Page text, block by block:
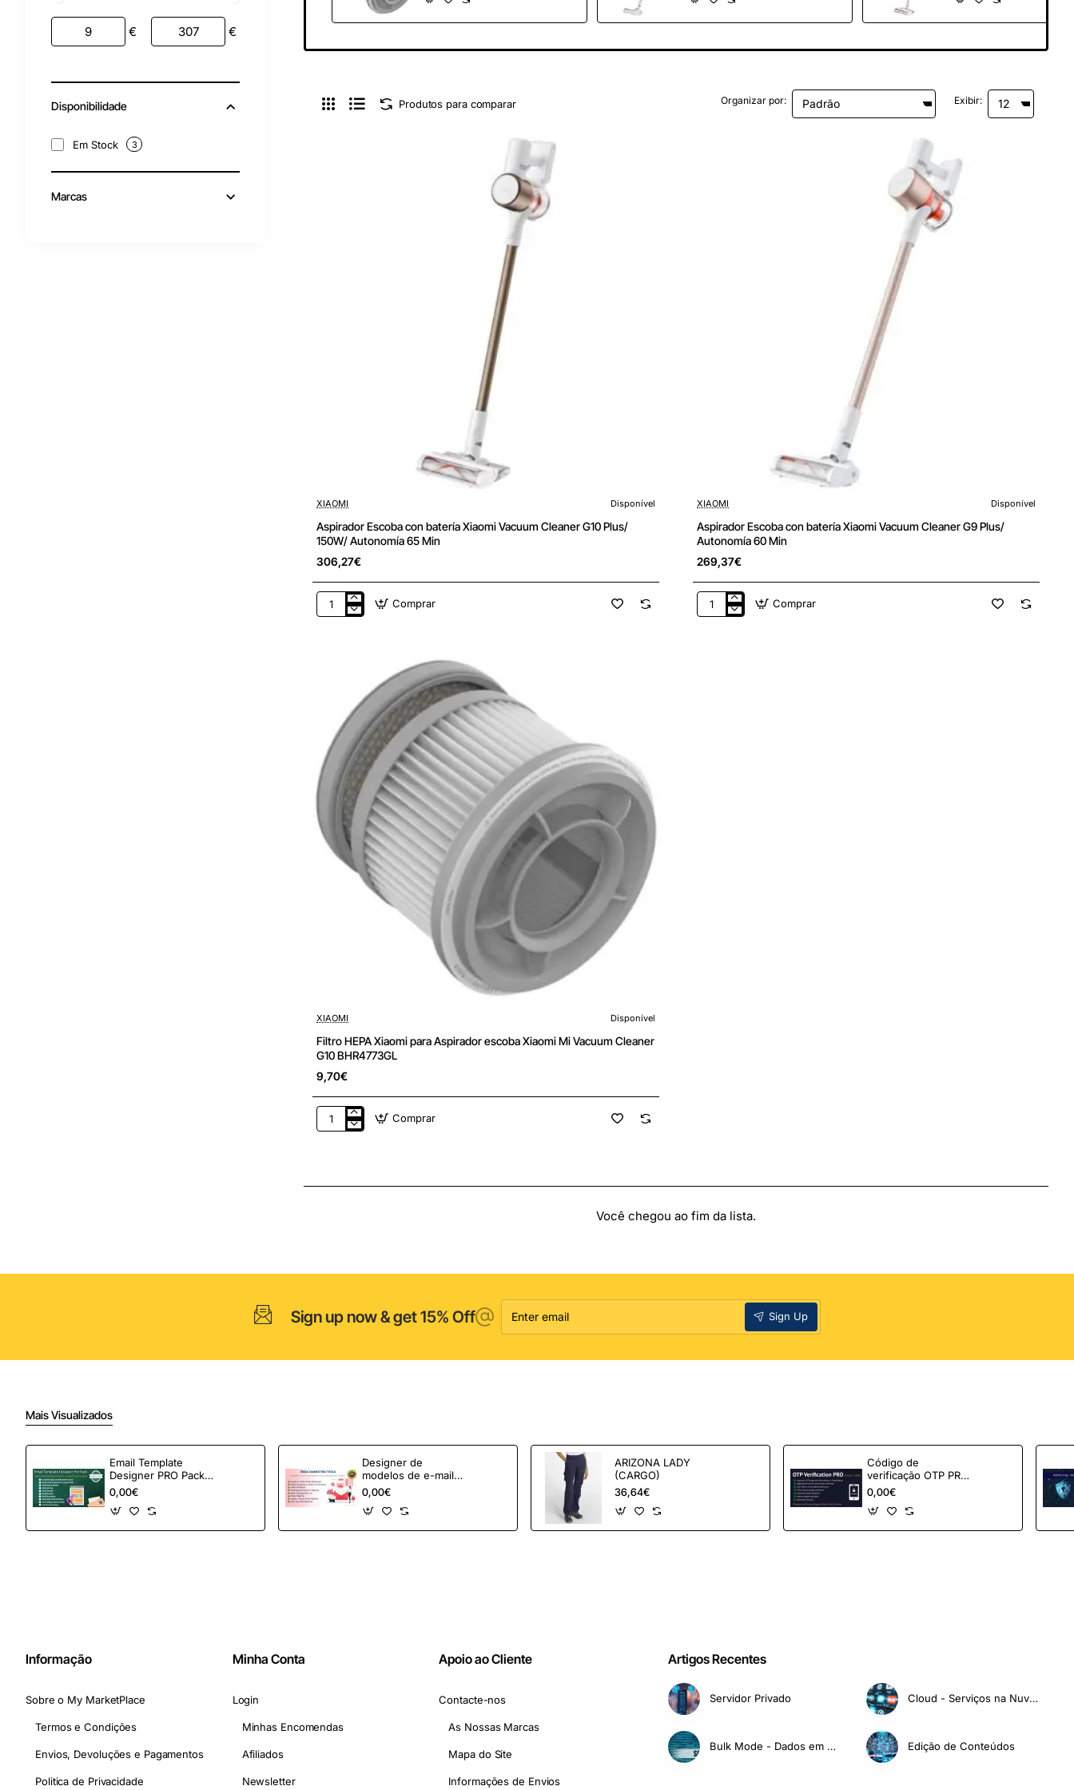
€ €
Disponibilidade
Em Stock 3
Marcas
Produtos para comparar Organizar por: Exibir:
XIAOMI Disponível
Aspirador Escoba con batería Xiaomi Vacuum Cleaner G10 Plus/
150W/ Autonomía 65 Min
306,27€
Aspirador
150W/
Autonomía
65
Min
Comprar
XIAOMI Disponível
Aspirador Escoba con batería Xiaomi Vacuum Cleaner G9 Plus/
Autonomía 60 Min
269,37€
Aspirador
Comprar
XIAOMI Disponível
Filtro HEPA Xiaomi para Aspirador escoba Xiaomi Mi Vacuum Cleaner
G10 BHR4773GL
9,70€
Filtro
escoba
Comprar
Você chegou ao fim da lista.
Sign up now & get 15% Off
Enter
email
Sign Up
Mais Visualizados
Email Template
Designer PRO Pack –
Automação de e-
mail definitiva para
OpenCart
0,00€
Designer de
modelos de e-mail
OpenCart e
ferramentas de
marketing
0,00€
ARIZONA LADY
(CARGO)
36,64€
Código de
verificação OTP PRO
para OpenCart
0,00€
Informação
Sobre o My MarketPlace
Termos e Condições
Envios, Devoluções e Pagamentos
Politica de Privacidade
Minha Conta
Login
Minhas Encomendas
Afiliados
Newsletter
Apoio ao Cliente
Contacte-nos
As Nossas Marcas
Mapa do Site
Informações de Envios
Artigos Recentes
Servidor Privado Cloud - Serviços na Nuvem
Bulk Mode - Dados em Massa Edição de Conteúdos